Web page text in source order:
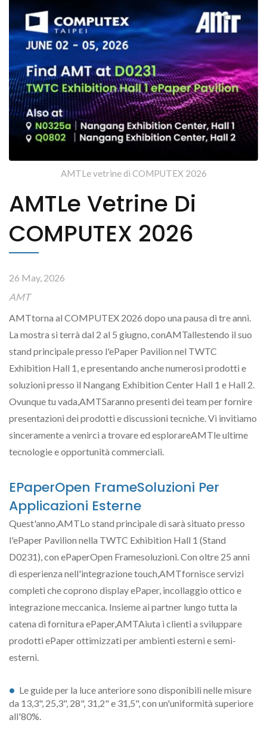
AMTLe vetrine di COMPUTEX 2026
AMTLe Vetrine Di
COMPUTEX 2026
26 May, 2026
AMT
AMTtorna al COMPUTEX 2026 dopo una pausa di tre anni.
La mostra si terrà dal 2 al 5 giugno, conAMTallestendo il suo
stand principale presso l'ePaper Pavilion nel TWTC
Exhibition Hall 1, e presentando anche numerosi prodotti e
soluzioni presso il Nangang Exhibition Center Hall 1 e Hall 2.
Ovunque tu vada,AMTSaranno presenti dei team per fornire
presentazioni dei prodotti e discussioni tecniche. Vi invitiamo
sinceramente a venirci a trovare ed esplorareAMTle ultime
tecnologie e opportunità commerciali.
EPaperOpen FrameSoluzioni Per
Applicazioni Esterne
Quest'anno,AMTLo stand principale di sarà situato presso
l'ePaper Pavilion nella TWTC Exhibition Hall 1 (Stand
D0231), con ePaperOpen Framesoluzioni. Con oltre 25 anni
di esperienza nell'integrazione touch,AMTfornisce servizi
completi che coprono display ePaper, incollaggio ottico e
integrazione meccanica. Insieme ai partner lungo tutta la
catena di fornitura ePaper,AMTAiuta i clienti a sviluppare
prodotti ePaper ottimizzati per ambienti esterni e semi-
esterni.
Le guide per la luce anteriore sono disponibili nelle misure
da 13,3", 25,3", 28", 31,2" e 31,5", con un'uniformità superiore
all'80%.